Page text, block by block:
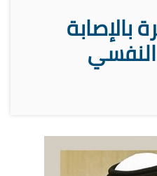
بالإصابة